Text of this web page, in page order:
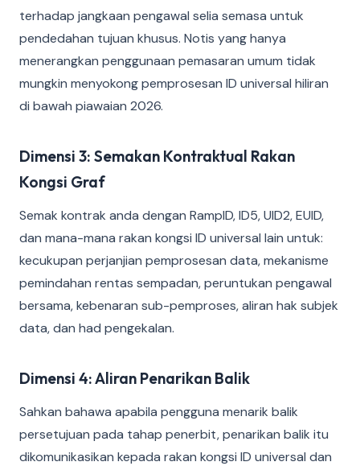
terhadap jangkaan pengawal selia semasa untuk
pendedahan tujuan khusus. Notis yang hanya
menerangkan penggunaan pemasaran umum tidak
mungkin menyokong pemprosesan ID universal hiliran
di bawah piawaian 2026.
Dimensi 3: Semakan Kontraktual Rakan
Kongsi Graf
Semak kontrak anda dengan RampID, ID5, UID2, EUID,
dan mana-mana rakan kongsi ID universal lain untuk:
kecukupan perjanjian pemprosesan data, mekanisme
pemindahan rentas sempadan, peruntukan pengawal
bersama, kebenaran sub-pemproses, aliran hak subjek
data, dan had pengekalan.
Dimensi 4: Aliran Penarikan Balik
Sahkan bahawa apabila pengguna menarik balik
persetujuan pada tahap penerbit, penarikan balik itu
dikomunikasikan kepada rakan kongsi ID universal dan